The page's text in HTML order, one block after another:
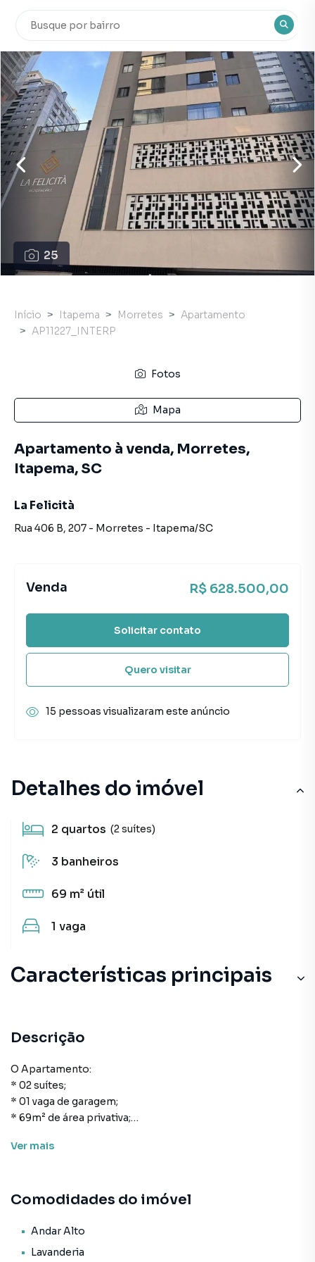
25
Detalhes do imóvel
2 quartos (2 suítes)
3 banheiros
69 m² útil
1 vaga
Características principais
Descrição
O Apartamento:
* 02 suítes;
* 01 vaga de garagem;
* 69m² de área privativa;
* Área de serviço;
* Sacada com churrasqueira;
* Infraestrutura para água quente;
* Infraestrutura para ar-condicionado split;
Ver mais
Comodidades do imóvel
Andar Alto
Lavanderia
Início Itapema Morretes
Apartamento
AP11227_INTERP
Fotos
Mapa
Apartamento à venda, Morretes,
Itapema, SC
La Felicità
Rua 406 B, 207 - Morretes - Itapema/SC
Venda R$ 628.500,00
Solicitar contato
Quero visitar
15 pessoas visualizaram este anúncio